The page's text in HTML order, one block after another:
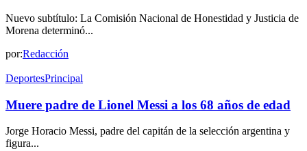
Nuevo subtítulo: La Comisión Nacional de Honestidad y Justicia de
Morena determinó...
por:Redacción
DeportesPrincipal
Muere padre de Lionel Messi a los 68 años de edad
Jorge Horacio Messi, padre del capitán de la selección argentina y
figura...